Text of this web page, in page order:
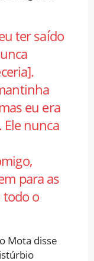
ter saído
eu era
nunca
para as
todo o
Mota disse